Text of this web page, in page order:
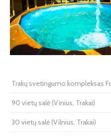
Trakų svetingumo kompleksas
90 vietų salė (Vinius, Trakai)
30 vietų salė (Vilnius, Trakai)